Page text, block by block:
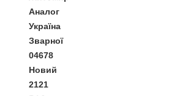
Аналог
Україна
Зварної
04678
Новий
2121